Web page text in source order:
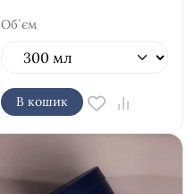
Об`єм
В кошик